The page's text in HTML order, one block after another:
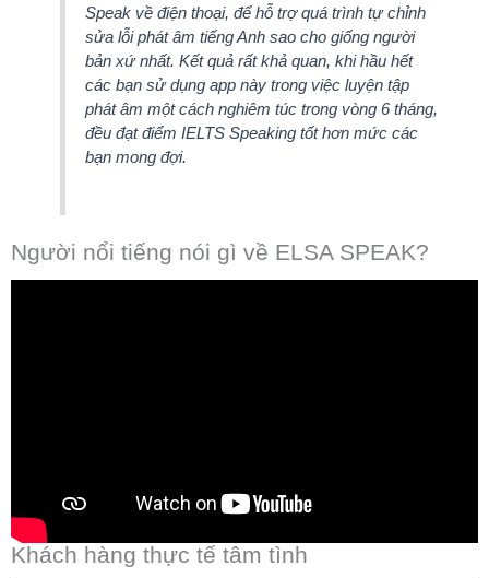
Speak về điện thoại, để hỗ trợ quá trình tự chỉnh
sửa lỗi phát âm tiếng Anh sao cho giống người
bản xứ nhất. Kết quả rất khả quan, khi hầu hết
các bạn sử dụng app này trong việc luyện tập
phát âm một cách nghiêm túc trong vòng 6 tháng,
đều đạt điểm IELTS Speaking tốt hơn mức các
bạn mong đợi.
Người nổi tiếng nói gì về ELSA SPEAK?
Khách hàng thực tế tâm tình